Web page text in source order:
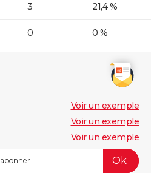
3 21,4 %
0 0 %
Voir un exemple
Voir un exemple
Voir un exemple